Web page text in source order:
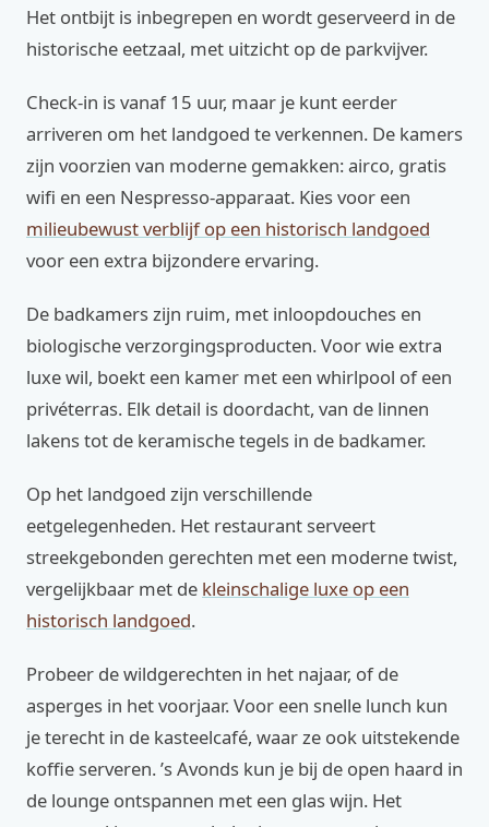
Het ontbijt is inbegrepen en wordt geserveerd in de
historische eetzaal, met uitzicht op de parkvijver.
Check-in is vanaf 15 uur, maar je kunt eerder
arriveren om het landgoed te verkennen. De kamers
zijn voorzien van moderne gemakken: airco, gratis
wifi en een Nespresso-apparaat. Kies voor een
milieubewust verblijf op een historisch landgoed
voor een extra bijzondere ervaring.
De badkamers zijn ruim, met inloopdouches en
biologische verzorgingsproducten. Voor wie extra
luxe wil, boekt een kamer met een whirlpool of een
privéterras. Elk detail is doordacht, van de linnen
lakens tot de keramische tegels in de badkamer.
Op het landgoed zijn verschillende
eetgelegenheden. Het restaurant serveert
streekgebonden gerechten met een moderne twist,
vergelijkbaar met de kleinschalige luxe op een
historisch landgoed.
Probeer de wildgerechten in het najaar, of de
asperges in het voorjaar. Voor een snelle lunch kun
je terecht in de kasteelcafé, waar ze ook uitstekende
koffie serveren. ’s Avonds kun je bij de open haard in
de lounge ontspannen met een glas wijn. Het